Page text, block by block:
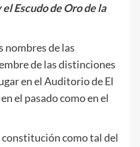
Escudo de Oro de la
nombres de las
de las distinciones
en el Auditorio de El
el pasado como en el
constitución como tal del